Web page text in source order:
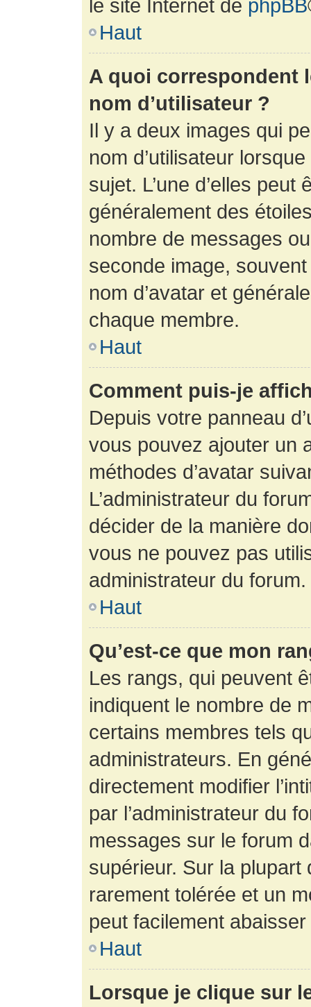
le site Internet de phpBB
Haut
A quoi correspondent
nom d’utilisateur ?
Il y a deux images qui
nom d’utilisateur
sujet. L’une d’elles
généralement des
nombre de messages
seconde image,
nom d’avatar et
chaque membre.
Haut
Comment puis-je
Depuis votre panneau
vous pouvez ajouter un
méthodes d’avatar
L’administrateur du
décider de la manière
vous ne pouvez pas
administrateur du forum.
Haut
Qu’est-ce que mon
Les rangs, qui peuvent
indiquent le nombre de
certains membres tels
administrateurs. En
directement modifier
par l’administrateur du
messages sur le forum
supérieur. Sur la
rarement tolérée et un
peut facilement
Haut
Lorsque je clique sur